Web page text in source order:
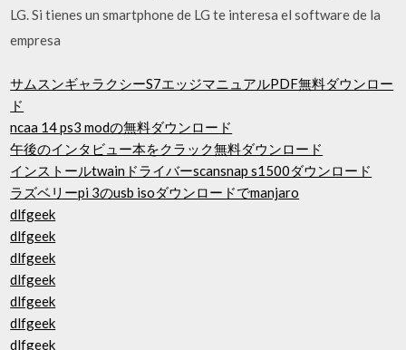
LG. Si tienes un smartphone de LG te interesa el software de la
empresa
サムスンギャラクシーS7エッジマニュアルPDF無料ダウンロー
ド
ncaa 14 ps3 modの無料ダウンロード
午後のインタビュー本をクラック無料ダウンロード
インストールtwainドライバーscansnap s1500ダウンロード
ラズベリーpi 3のusb isoダウンロードでmanjaro
dlfgeek
dlfgeek
dlfgeek
dlfgeek
dlfgeek
dlfgeek
dlfgeek